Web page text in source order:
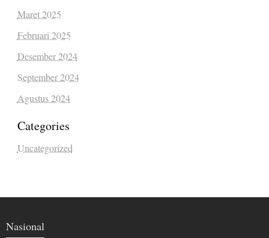
Maret 2025
Februari 2025
Desember 2024
September 2024
Agustus 2024
Categories
Uncategorized
Nasional